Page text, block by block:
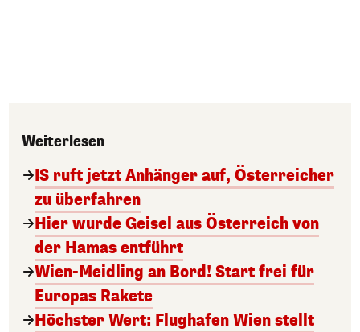
Weiterlesen
IS ruft jetzt Anhänger auf, Österreicher
zu überfahren
Hier wurde Geisel aus Österreich von
der Hamas entführt
Wien-Meidling an Bord! Start frei für
Europas Rakete
Höchster Wert: Flughafen Wien stellt